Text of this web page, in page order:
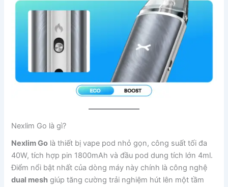
Nexlim Go là gì?
Nexlim Go là thiết bị vape pod nhỏ gọn, công suất tối đa
40W, tích hợp pin 1800mAh và đầu pod dung tích lớn 4ml.
Điểm nổi bật nhất của dòng máy này chính là công nghệ
dual mesh giúp tăng cường trải nghiệm hút lên một tầm